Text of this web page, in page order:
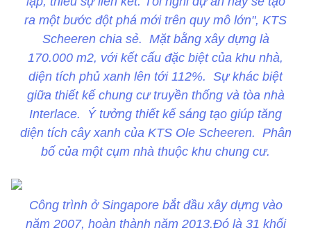
ra một bước đột phá mới trên quy mô lớn", KTS
Scheeren chia sẻ. Mặt bằng xây dựng là
170.000 m2, với kết cấu đặc biệt của khu nhà,
diện tích phủ xanh lên tới 112%. Sự khác biệt
giữa thiết kế chung cư truyền thống và tòa nhà
Interlace. Ý tưởng thiết kế sáng tạo giúp tăng
diện tích cây xanh của KTS Ole Scheeren. Phân
bố của một cụm nhà thuộc khu chung cư.
Công trình ở Singapore bắt đầu xây dựng vào
năm 2007, hoàn thành năm 2013.Đó là 31 khối